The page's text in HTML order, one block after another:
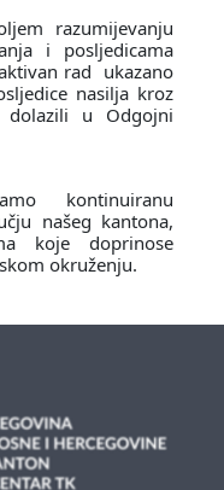
razumijevanju
i posljedicama
rad ukazano
nasilja kroz
u Odgojni
kontinuiranu
našeg kantona,
koje doprinose
okruženju.